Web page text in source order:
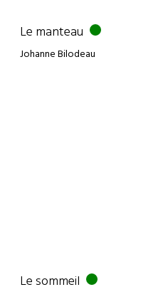
Le manteau
Johanne Bilodeau
Le sommeil